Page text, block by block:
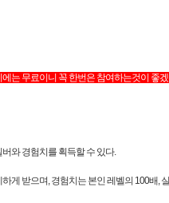
는 무료이니 꼭 한번은 참여하는것이 좋
와 경험치를 획득할 수 있다.
게 받으며, 경험치는 본인 레벨의 100배,